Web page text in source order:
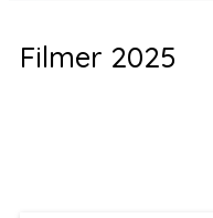
Filmer 2025